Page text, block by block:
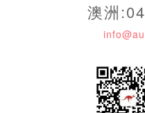
澳洲